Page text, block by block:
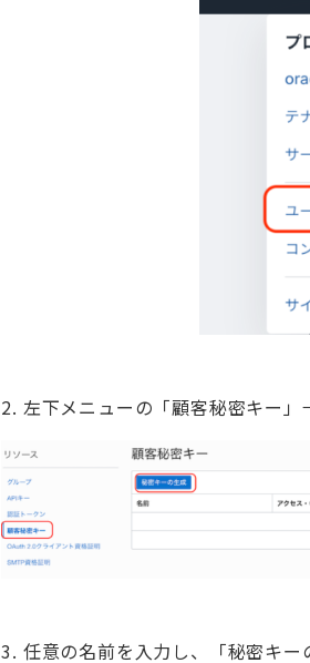
2. 左下メニューの「顧客秘密キー
3. 任意の名前を入力し、「秘密キー